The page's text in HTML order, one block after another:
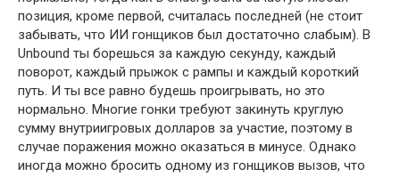
позиция, кроме первой, считалась последней (не стоит
забывать, что ИИ гонщиков был достаточно слабым). В
Unbound ты борешься за каждую секунду, каждый
поворот, каждый прыжок с рампы и каждый короткий
путь. И ты все равно будешь проигрывать, но это
нормально. Многие гонки требуют закинуть круглую
сумму внутриигровых долларов за участие, поэтому в
случае поражения можно оказаться в минусе. Однако
иногда можно бросить одному из гонщиков вызов, что